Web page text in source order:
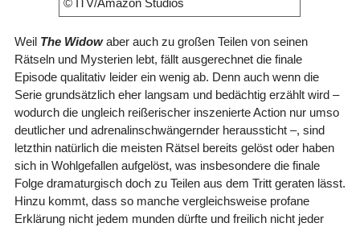
© ITV/Amazon Studios
Weil The Widowaber auch zu großen Teilen von seinen
Rätseln und Mysterien lebt, fällt ausgerechnet die finale
Episode qualitativ leider ein wenig ab. Denn auch wenn die
Serie grundsätzlich eher langsam und bedächtig erzählt wird –
wodurch die ungleich reißerischer inszenierte Action nur umso
deutlicher und adrenalinschwängernder heraussticht –, sind
letzthin natürlich die meisten Rätsel bereits gelöst oder haben
sich in Wohlgefallen aufgelöst, was insbesondere die finale
Folge dramaturgisch doch zu Teilen aus dem Tritt geraten lässt.
Hinzu kommt, dass so manche vergleichsweise profane
Erklärung nicht jedem munden dürfte und freilich nicht jeder